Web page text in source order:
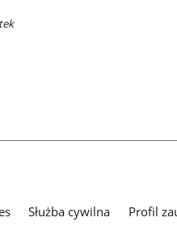
Służba cywilna Profil